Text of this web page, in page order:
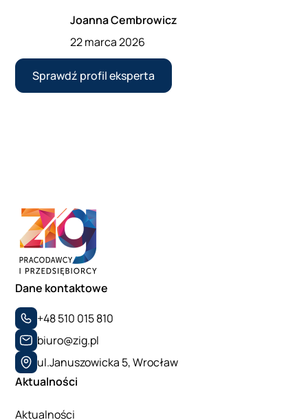
Joanna Cembrowicz
22 marca 2026
Sprawdź profil eksperta
Dane kontaktowe
+48 510 015 810
biuro@zig.pl
ul.Januszowicka 5, Wrocław
Aktualności
Aktualności